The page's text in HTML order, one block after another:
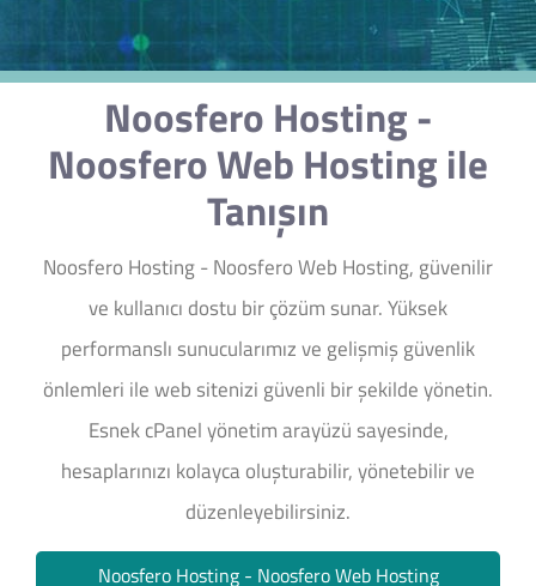
Noosfero Hosting -
Noosfero Web Hosting ile
Tanışın
Noosfero Hosting - Noosfero Web Hosting, güvenilir
ve kullanıcı dostu bir çözüm sunar. Yüksek
performanslı sunucularımız ve gelişmiş güvenlik
önlemleri ile web sitenizi güvenli bir şekilde yönetin.
Esnek cPanel yönetim arayüzü sayesinde,
hesaplarınızı kolayca oluşturabilir, yönetebilir ve
düzenleyebilirsiniz.
Noosfero Hosting - Noosfero Web Hosting